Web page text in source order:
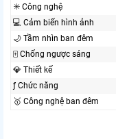
✳️ Công nghệ
💻 Cảm biến hình ảnh
🌙 Tầm nhìn ban đêm
🀄 Chống ngược sáng
💎 Thiết kế
ƒ Chức năng
🥇️ Công nghệ ban đêm